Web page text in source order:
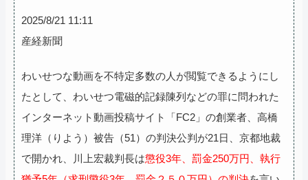
2025/8/21 11:11
産経新聞
わいせつな動画を不特定多数の人が閲覧できるようにし
たとして、わいせつ電磁的記録陳列などの罪に問われた
インターネット動画投稿サイト「FC2」の創業者、高橋
理洋（りよう）被告（51）の判決公判が21日、京都地裁
で開かれ、川上宏裁判長は懲役3年、罰金250万円、執行